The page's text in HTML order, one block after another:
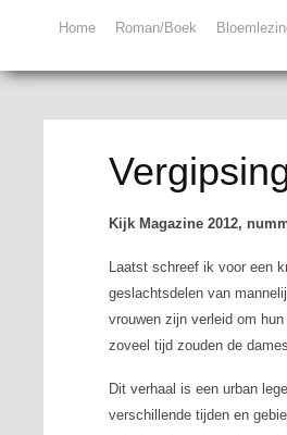
Home Roman/Boek
Kijk Magazine 2012,
Laatst schreef ik voor een
geslachtsdelen van
vrouwen zijn verleid om
zoveel tijd zouden de
Dit verhaal is eenurban
verschillende tijden en